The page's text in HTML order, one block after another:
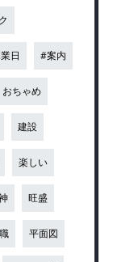
日 #案内
おちゃめ
建設
楽しい
旺盛
職 平面図